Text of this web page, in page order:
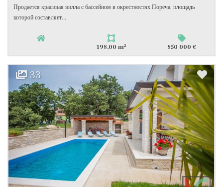
Продается красивая вилла с бассейном в окрестностях Пореча, площадь
которой составляет...
198,00 m2 850 000 €
33